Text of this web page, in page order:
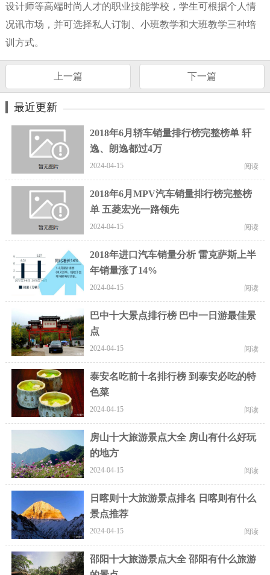
设计师等高端时尚人才的职业技能学校，学生可根据个人情
况讯市场，并可选择私人订制、小班教学和大班教学三种培
训方式。
上一篇 下一篇
最近更新
2018年6月轿车销量排行榜完整榜单 轩
逸、朗逸都过4万
2024-04-15 阅读
2018年6月MPV汽车销量排行榜完整榜
单 五菱宏光一路领先
2024-04-15 阅读
2018年进口汽车销量分析 雷克萨斯上半
年销量涨了14%
2024-04-15 阅读
巴中十大景点排行榜 巴中一日游最佳景
点
2024-04-15 阅读
泰安名吃前十名排行榜 到泰安必吃的特
色菜
2024-04-15 阅读
房山十大旅游景点大全 房山有什么好玩
的地方
2024-04-15 阅读
日喀则十大旅游景点排名 日喀则有什么
景点推荐
2024-04-15 阅读
邵阳十大旅游景点大全 邵阳有什么旅游